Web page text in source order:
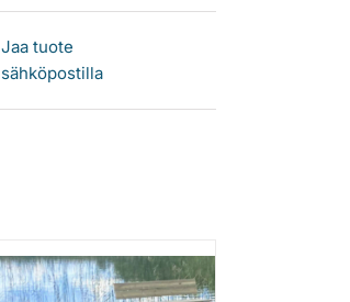
Jaa tuote
sähköpostilla